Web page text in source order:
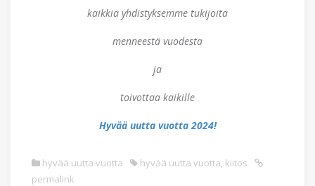
kaikkia yhdistyksemme tukijoita
menneestä vuodesta
ja
toivottaa kaikille
Hyvää uutta vuotta 2024!
hyvää uutta vuotta hyvää uutta vuotta, kiitos
permalink